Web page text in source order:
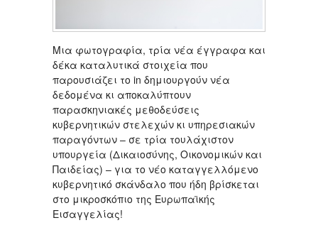
Μια φωτογραφία, τρία νέα έγγραφα και
δέκα καταλυτικά στοιχεία που
παρουσιάζει το in δημιουργούν νέα
δεδομένα κι αποκαλύπτουν
παρασκηνιακές μεθοδεύσεις
κυβερνητικών στελεχών κι υπηρεσιακών
παραγόντων – σε τρία τουλάχιστον
υπουργεία (Δικαιοσύνης, Οικονομικών και
Παιδείας) – για το νέο καταγγελλόμενο
κυβερνητικό σκάνδαλο που ήδη βρίσκεται
στο μικροσκόπιο της Ευρωπαϊκής
Εισαγγελίας!